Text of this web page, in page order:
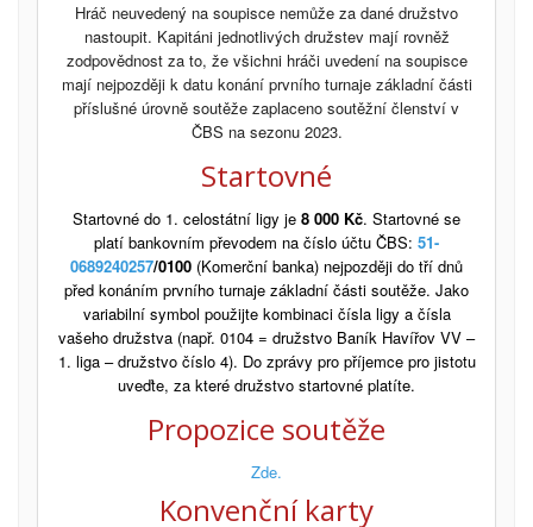
Hráč neuvedený na soupisce nemůže za dané družstvo
nastoupit. Kapitáni jednotlivých družstev mají rovněž
zodpovědnost za to, že všichni hráči uvedení na soupisce
mají nejpozději k datu konání prvního turnaje základní části
příslušné úrovně soutěže zaplaceno soutěžní členství v
ČBS na sezonu 2023.
Startovné
Startovné do 1. celostátní ligy je 8 000 Kč. Startovné se
platí bankovním převodem na číslo účtu ČBS: 51-
0689240257/0100 (Komerční banka) nejpozději do tří dnů
před konáním prvního turnaje základní části soutěže. Jako
variabilní symbol použijte kombinaci čísla ligy a čísla
vašeho družstva (např. 0104 = družstvo Baník Havířov VV –
1. liga – družstvo číslo 4). Do zprávy pro příjemce pro jistotu
uveďte, za které družstvo startovné platíte.
Propozice soutěže
Zde.
Konvenční karty